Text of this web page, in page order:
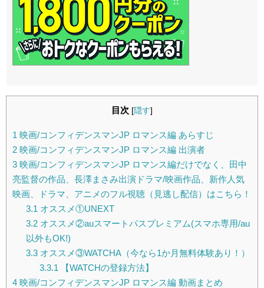
目次 [隠す]
1 映画/コンフィデンスマンJP ロマンス編 あらすじ
2 映画/コンフィデンスマンJP ロマンス編 出演者
3 映画/コンフィデンスマンJP ロマンス編だけでなく、田中
亮監督の作品、長澤まさみ出演ドラマ/映画作品、新作人気
映画、ドラマ、アニメのフル視聴（見逃し配信）はこちら！
3.1 オススメ①UNEXT
3.2オススメ②auスマートパスプレミアム(スマホ専用/au
以外もOK!)
3.3オススメ③WATCHA（今なら1か月無料体験あり！）
3.3.1 【WATCHの登録方法】
4 映画/コンフィデンスマンJP ロマンス編 動画まとめ